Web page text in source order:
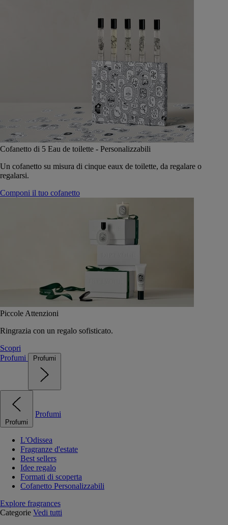
Cofanetto di 5 Eau de toilette - Personalizzabili
Un cofanetto su misura di cinque eaux de toilette, da regalare o
regalarsi.
Componi il tuo cofanetto
Piccole Attenzioni
Ringrazia con un regalo sofisticato.
Scopri
Profumi
Profumi
Profumi
Profumi
L'Odissea
Fragranze d'estate
Best sellers
Idee regalo
Formati di scoperta
Cofanetto Personalizzabili
Explore fragrances
Categorie Vedi tutti